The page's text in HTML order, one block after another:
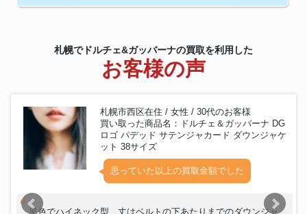
ーカー50 ブラック フーディー
DOLCE&GABBANA ドルチェ&
ガッバーナ クロコダイル レザー
シューズ ブラック 7 保存袋
札幌でドルチェ&ガッバーナの買取を利用した
お客様の声
札幌市西区在住 / 女性 / 30代のお客様
買い取った商品名：ドルチェ＆ガッバーナ DG
ロゴ パデッド サテンジャカード ダウンジャケ
ット 38サイズ
思っていた以上の買取金額でした
黒色でハイネック型、丈はベルトの下あたりまでのダウンジャ